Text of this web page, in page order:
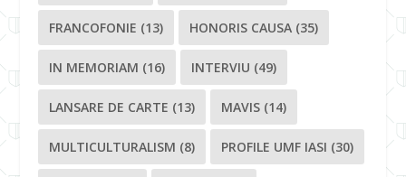
FRANCOFONIE (13) HONORIS CAUSA (35)
IN MEMORIAM (16) INTERVIU (49)
LANSARE DE CARTE (13) MAVIS (14)
MULTICULTURALISM (8) PROFILE UMF IASI (30)